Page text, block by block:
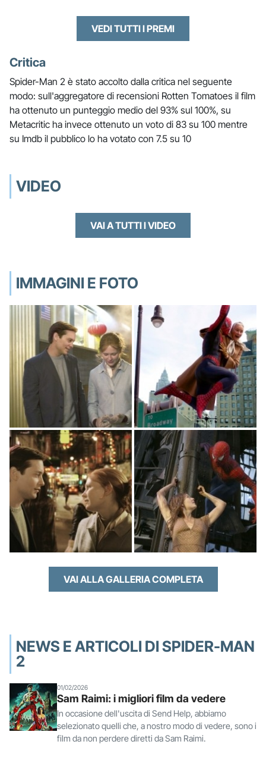
VEDI TUTTI I PREMI
Critica
Spider-Man 2 è stato accolto dalla critica nel seguente
modo: sull'aggregatore di recensioni Rotten Tomatoes il film
ha ottenuto un punteggio medio del 93% sul 100%, su
Metacritic ha invece ottenuto un voto di 83 su 100 mentre
su Imdb il pubblico lo ha votato con 7.5 su 10
VIDEO
VAI A TUTTI I VIDEO
IMMAGINI E FOTO
VAI ALLA GALLERIA COMPLETA
NEWS E ARTICOLI DI SPIDER-MAN
2
01/02/2026
Sam Raimi: i migliori film da vedere
In occasione dell'uscita di Send Help, abbiamo
selezionato quelli che, a nostro modo di vedere, sono i
film da non perdere diretti da Sam Raimi.